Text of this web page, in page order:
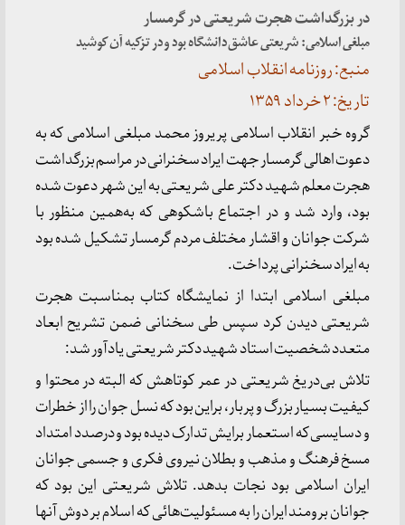
در بزرگداشت هجرت شریعتی در گرمسار
مبلغی اسلامی: شریعتی عاشق دانشگاه بود و در تزکیه آن کوشید
منبع: روزنامه انقلاب اسلامی
تاریخ: ۲ خرداد ۱۳۵۹
گروه خبر انقلاب اسلامی پریروز محمد مبلغی اسلامی که به
دعوت اهالی گرمسار جهت ایراد سخنرانی در مراسم بزرگداشت
هجرت معلم شهید دکتر علی شریعتی به این شهر دعوت شده
بود، وارد شد و در اجتماع باشکوهی که به‌همین منظور با
شرکت جوانان و اقشار مختلف مردم گرمسار تشکیل شده بود
به ایراد سخنرانی پرداخت.
مبلغی اسلامی ابتدا از نمایشگاه کتاب بمناسبت هجرت
شریعتی دیدن کرد سپس طی سخنانی ضمن تشریح ابعاد
متعدد شخصیت استاد شهید دکتر شریعتی یادآور شد:
تلاش بی‌دریغ شریعتی در عمر کوتاهش که البته در محتوا و
کیفیت بسیار بزرگ و پربار، براین بود که نسل جوان را از خطرات
و دسایسی که استعمار برایش تدارک دیده بود و درصدد امتداد
مسخ فرهنگ و مذهب و بطلان نیروی فکری و جسمی جوانان
ایران اسلامی بود نجات بدهد. تلاش شریعتی این بود که
جوانان برومند ایران را به مسئولیت‌هائی که اسلام بر دوش آنها